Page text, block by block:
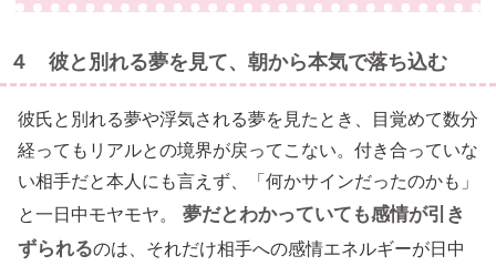
４ 彼と別れる夢を見て、朝から本気で落ち込む
彼氏と別れる夢や浮気される夢を見たとき、目覚めて数分
経ってもリアルとの境界が戻ってこない。付き合っていな
い相手だと本人にも言えず、「何かサインだったのかも」
と一日中モヤモヤ。
夢だとわかっていても感情が引き
ずられるのは、それだけ相手への感情エネルギーが日中